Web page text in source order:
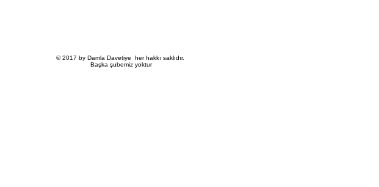
© 2017 by Damla Davetiye her hakkı saklıdır.
Başka şubemiz yoktur